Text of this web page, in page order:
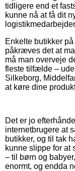
tidligere end et
kunne nå at få dit
Enkelte butikker
påkræves det at
må man overveje
fleste tilfælde –
Silkeborg,
at køre dine
Det er jo
internetbrugere at
butikker, og til tak
kunne slippe for at
– til børn og
enormt, og endda